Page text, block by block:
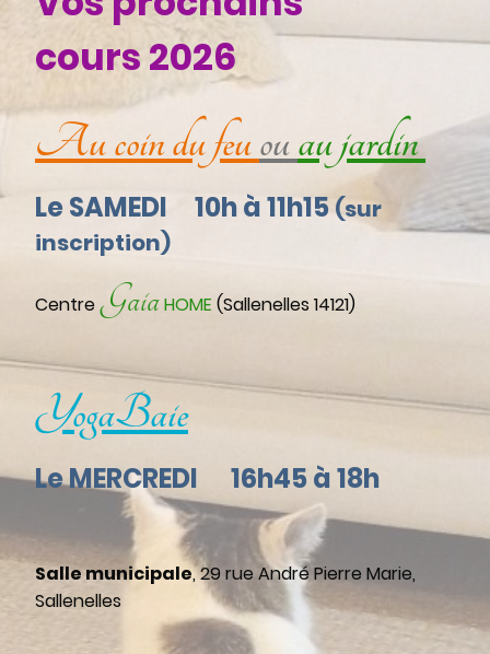
cours 2026
Au coin du feuouau jardin
Le SAMEDI 10h à 11h15(sur
inscription)
Centre GaiaHOME (Sallenelles 14121)
YogaBaie
Le MERCREDI 16h45 à 18h
Salle municipale, 29 rue André Pierre Marie,
Sallenelles